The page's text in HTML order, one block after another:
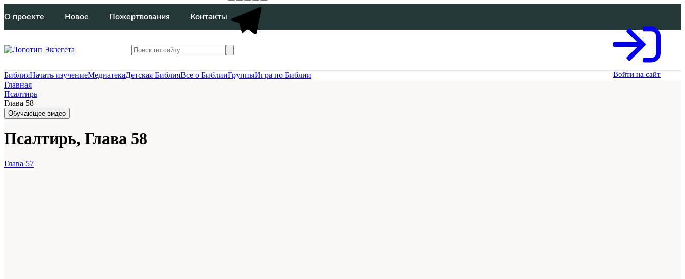
О проекте Новое Пожертвования Контакты
Войти на сайт
БиблияНачать изучениеМедиатекаДетская БиблияВсе о БиблииГруппыИгра по Библии
Главная
Псалтирь
Глава 58
Обучающее видео
Псалтирь, Глава 58
Глава 57